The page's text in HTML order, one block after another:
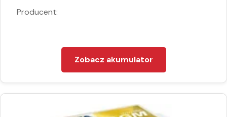
Producent:
Zobacz akumulator